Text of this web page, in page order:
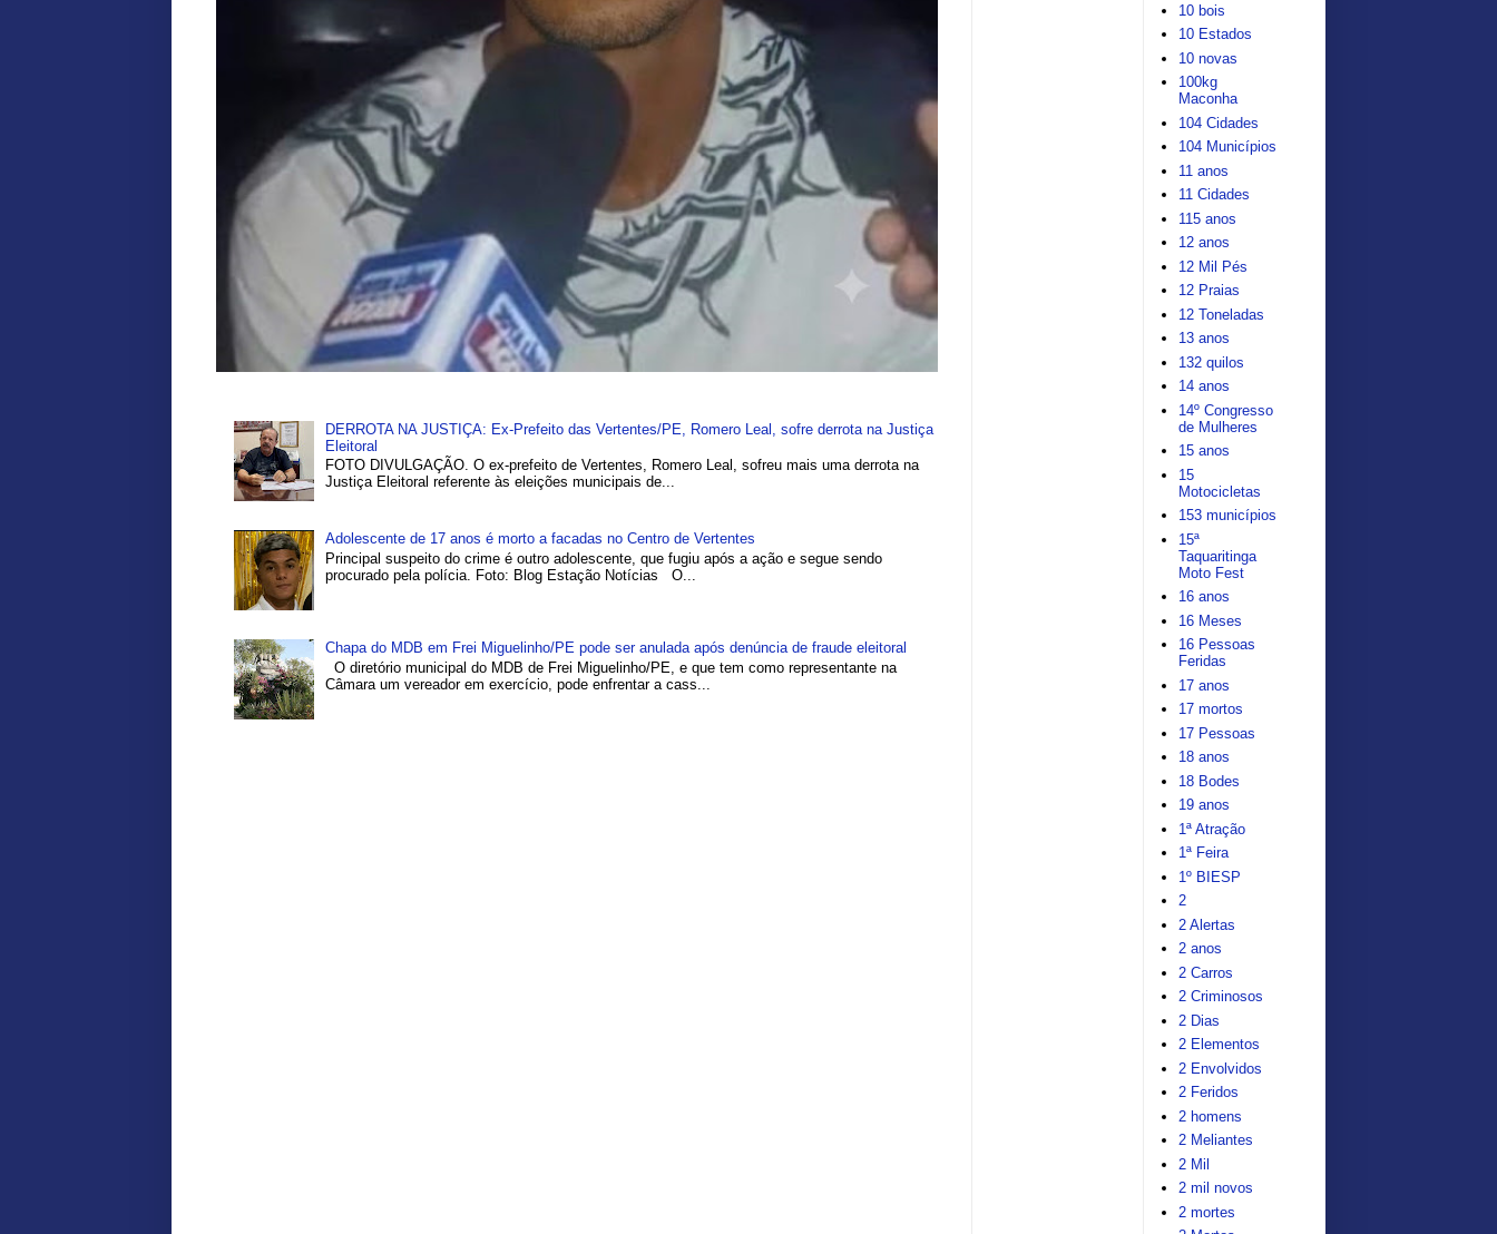
DERROTA NA JUSTIÇA: Ex-Prefeito das Vertentes/PE, Romero Leal, sofre derrota na Justiça
Eleitoral
FOTO DIVULGAÇÃO. O ex-prefeito de Vertentes, Romero Leal, sofreu mais uma derrota na
Justiça Eleitoral referente às eleições municipais de...
Adolescente de 17 anos é morto a facadas no Centro de Vertentes
Principal suspeito do crime é outro adolescente, que fugiu após a ação e segue sendo
procurado pela polícia. Foto: Blog Estação Notícias O...
Chapa do MDB em Frei Miguelinho/PE pode ser anulada após denúncia de fraude eleitoral
O diretório municipal do MDB de Frei Miguelinho/PE, e que tem como representante na
Câmara um vereador em exercício, pode enfrentar a cass...
10 bois
10 Estados
10 novas
100kg
Maconha
104 Cidades
104 Municípios
11 anos
11 Cidades
115 anos
12 anos
12 Mil Pés
12 Praias
12 Toneladas
13 anos
132 quilos
14 anos
14º Congresso
de Mulheres
15 anos
15
Motocicletas
153 municípios
15ª
Taquaritinga
Moto Fest
16 anos
16 Meses
16 Pessoas
Feridas
17 anos
17 mortos
17 Pessoas
18 anos
18 Bodes
19 anos
1ª Atração
1ª Feira
1º BIESP
2
2 Alertas
2 anos
2 Carros
2 Criminosos
2 Dias
2 Elementos
2 Envolvidos
2 Feridos
2 homens
2 Meliantes
2 Mil
2 mil novos
2 mortes